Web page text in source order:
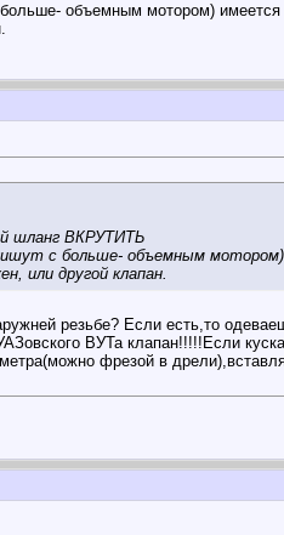
объемным мотором)
шланг ВКРУТИТЬ
с больше- объемным
или другой клапан.
резьбе? Если есть,то
ВУТа клапан!!!!!Если
фрезой в